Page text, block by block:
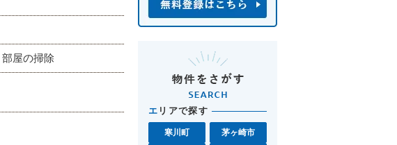
屋の掃除
エ リアで探す
寒川町 茅ヶ崎市